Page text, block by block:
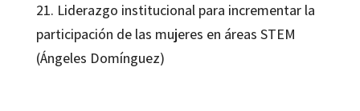
21. Liderazgo institucional para incrementar la
participación de las mujeres en áreas STEM
(Ángeles Domínguez)